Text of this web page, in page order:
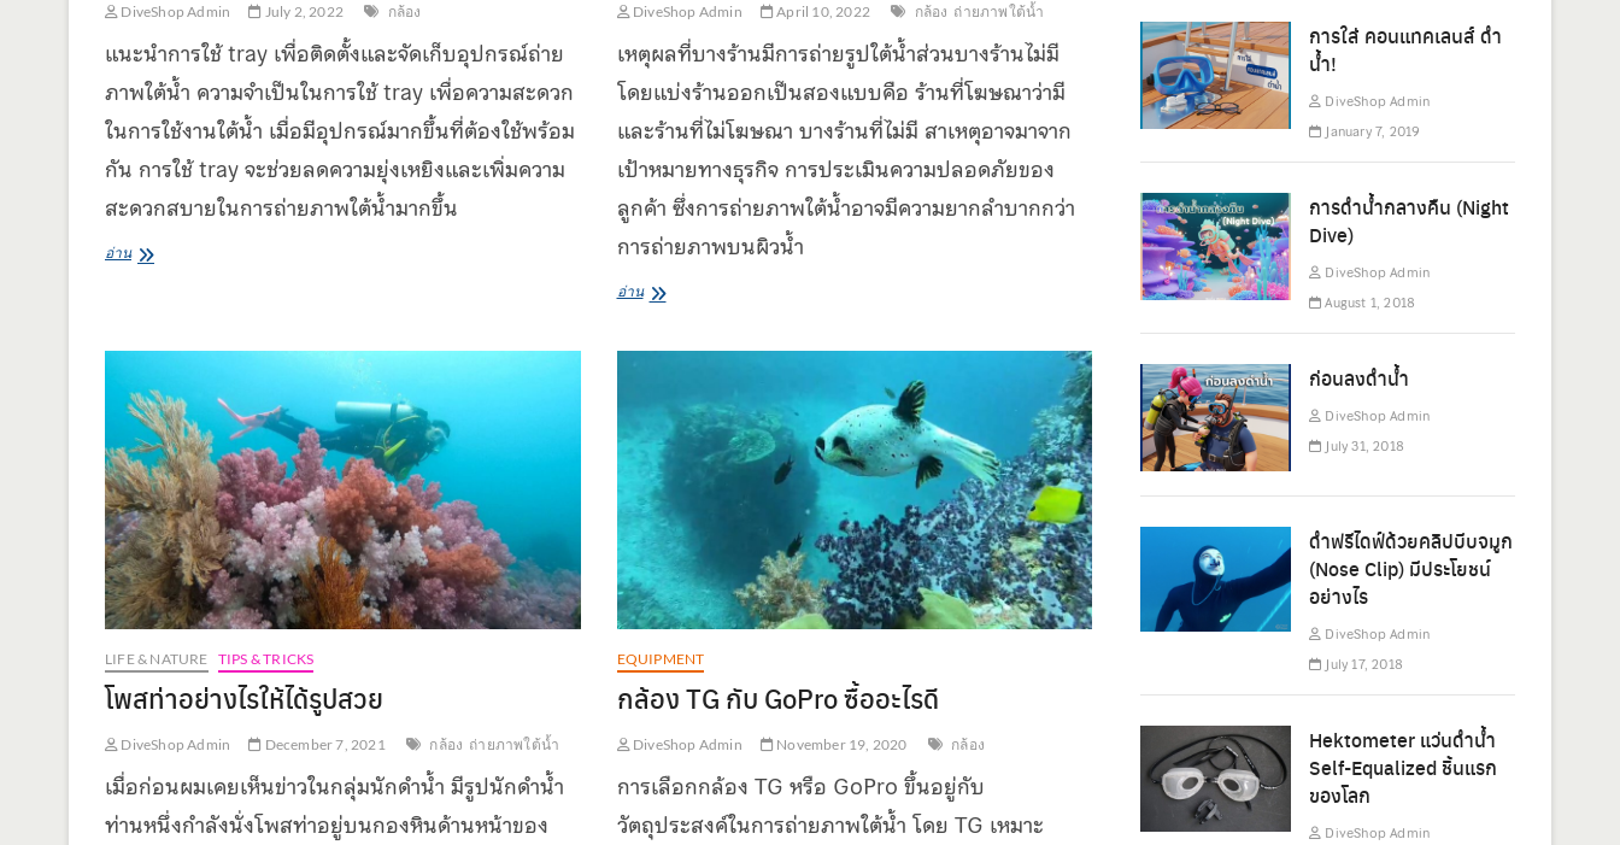
DiveShop Admin July 2, 2022 กล้อง
แนะนำการใช้ tray เพื่อติดตั้งและจัดเก็บอุปกรณ์ถ่าย
ภาพใต้น้ำ ความจำเป็นในการใช้ tray เพื่อความสะดวก
ในการใช้งานใต้น้ำ เมื่อมีอุปกรณ์มากขึ้นที่ต้องใช้พร้อม
กัน การใช้ tray จะช่วยลดความยุ่งเหยิงและเพิ่มความ
สะดวกสบายในการถ่ายภาพใต้น้ำมากขึ้น
อ่านTray
มี
ทำไม
DiveShop Admin April 10, 2022 กล้อง ถ่ายภาพใต้น้ำ
เหตุผลที่บางร้านมีการถ่ายรูปใต้น้ำส่วนบางร้านไม่มี
โดยแบ่งร้านออกเป็นสองแบบคือ ร้านที่โฆษณาว่ามี
และร้านที่ไม่โฆษณา บางร้านที่ไม่มี สาเหตุอาจมาจาก
เป้าหมายทางธุรกิจ การประเมินความปลอดภัยของ
ลูกค้า ซึ่งการถ่ายภาพใต้น้ำอาจมีความยากลำบากกว่า
การถ่ายภาพบนผิวน้ำ
อ่านทำไม
ให้
บาง
ร้าน
ไม่มี?
LIFE & NATURE TIPS & TRICKS
โพสท่าอย่างไรให้ได้รูปสวย
DiveShop Admin December 7, 2021 กล้อง ถ่ายภาพใต้น้ำ
เมื่อก่อนผมเคยเห็นข่าวในกลุ่มนักดำน้ำ มีรูปนักดำน้ำ
ท่านหนึ่งกำลังนั่งโพสท่าอยู่บนกองหินด้านหน้าของ
EQUIPMENT
กล้อง TG กับ GoPro ซื้ออะไรดี
DiveShop Admin November 19, 2020 กล้อง
การเลือกกล้อง TG หรือ GoPro ขึ้นอยู่กับ
วัตถุประสงค์ในการถ่ายภาพใต้น้ำ โดย TG เหมาะ
การใส่ คอนแทคเลนส์ ดำ
น้ำ!
DiveShop Admin
January 7, 2019
การดำน้ำกลางคืน (Night
Dive)
DiveShop Admin
August 1, 2018
ก่อนลงดำน้ำ
DiveShop Admin
July 31, 2018
ดำฟรีไดฟ์ด้วยคลิปบีบจมูก
(Nose Clip) มีประโยชน์
อย่างไร
DiveShop Admin
July 17, 2018
Hektometer แว่นดำน้ำ
Self-Equalized ชิ้นแรก
ของโลก
DiveShop Admin